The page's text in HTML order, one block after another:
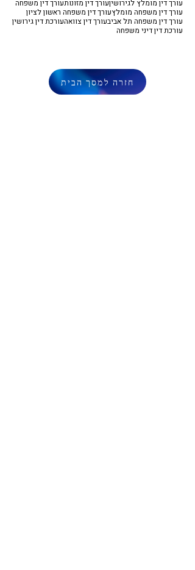
עורך דין מומלץ לגירושיןעורך דין מזונותעורך דין משפחה
עורך דין משפחה מומלץעורך דין משפחה ראשון לציון
עורך דין משפחה תל אביבעורך דין צוואהעורכת דין גירושין
עורכת דין דיני משפחה
חזרה למסך הבית